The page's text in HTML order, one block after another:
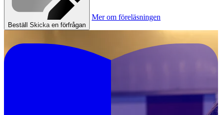
Beställ Skicka en förfrågan
Mer om föreläsningen